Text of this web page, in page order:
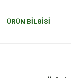
ÜRÜN BILGISI